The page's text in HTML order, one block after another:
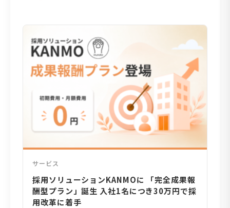
サービス
採用ソリューションKANMOに 「完全成果報
酬型プラン」誕生 入社1名につき30万円で採
用改革に着手